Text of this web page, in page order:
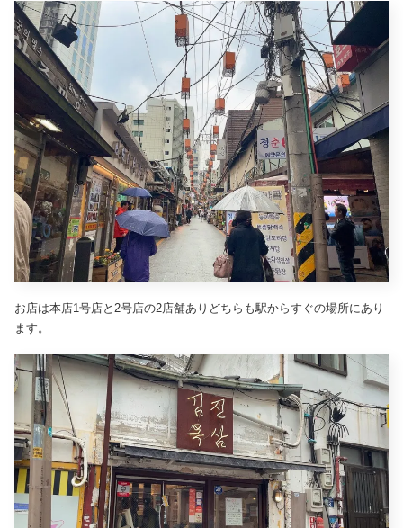
お店は本店1号店と2号店の2店舗ありどちらも駅からすぐの場所にあり
ます。